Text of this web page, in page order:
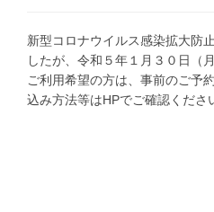
新型コロナウイルス感染拡大防
したが、令和５年１月３０日（
ご利用希望の方は、事前のご予
込み方法等はHPでご確認くださ